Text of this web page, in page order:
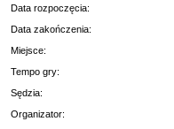
Data rozpoczęcia:
Data zakończenia:
Miejsce:
Tempo gry:
Sędzia:
Organizator: